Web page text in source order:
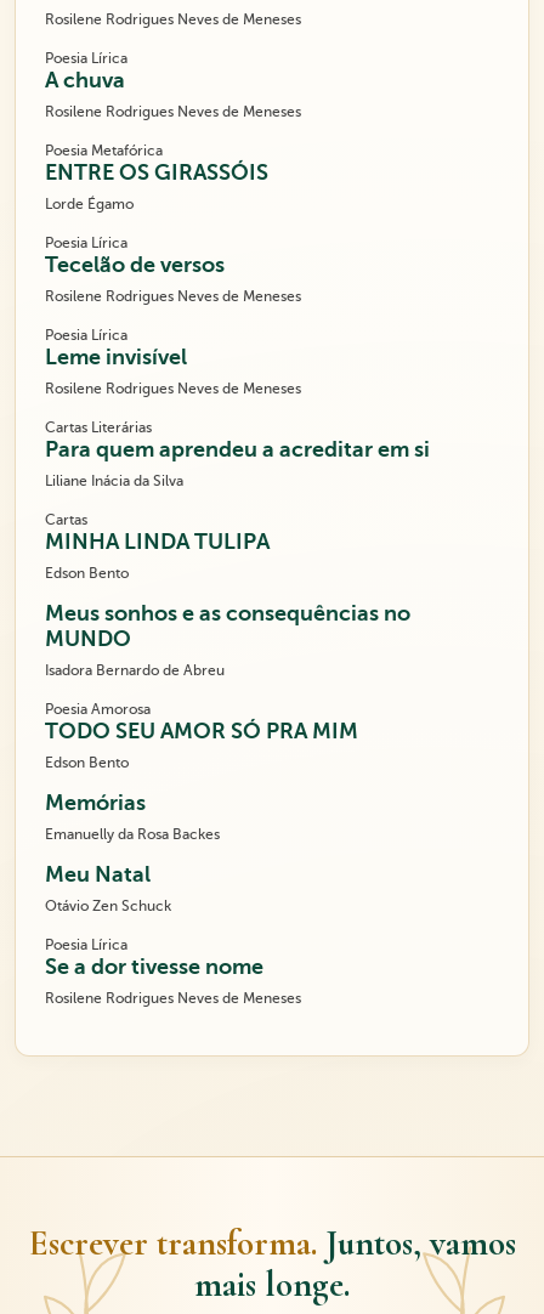
Rosilene Rodrigues Neves de Meneses
Poesia Lírica
A chuva
Rosilene Rodrigues Neves de Meneses
Poesia Metafórica
ENTRE OS GIRASSÓIS
Lorde Égamo
Poesia Lírica
Tecelão de versos
Rosilene Rodrigues Neves de Meneses
Poesia Lírica
Leme invisível
Rosilene Rodrigues Neves de Meneses
Cartas Literárias
Para quem aprendeu a acreditar em si
Liliane Inácia da Silva
Cartas
MINHA LINDA TULIPA
Edson Bento
Meus sonhos e as consequências no
MUNDO
Isadora Bernardo de Abreu
Poesia Amorosa
TODO SEU AMOR SÓ PRA MIM
Edson Bento
Memórias
Emanuelly da Rosa Backes
Meu Natal
Otávio Zen Schuck
Poesia Lírica
Se a dor tivesse nome
Rosilene Rodrigues Neves de Meneses
Escrever transforma. Juntos, vamos
mais longe.